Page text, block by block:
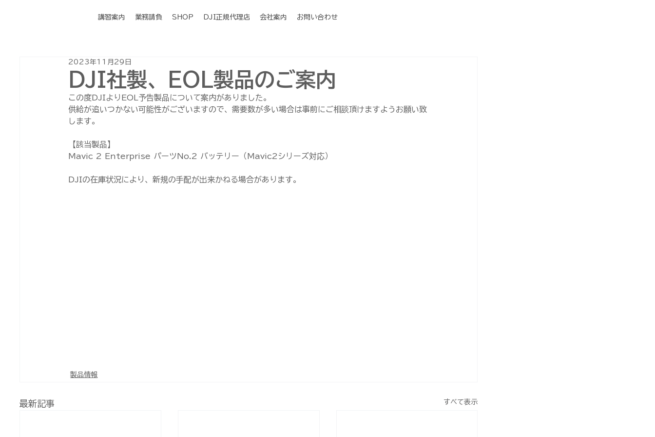
講習案内 業務請負 SHOP DJI正規代理店 会社案内 お問い合わせ
DJI社製、EOL製品のご案内
2023年11月29日
この度DJIよりEOL予告製品について案内がありました。
供給が追いつかない可能性がございますので、需要数が多い場合は事前にご相談頂けますようお願い致
します。
【該当製品】
Mavic 2 Enterprise パーツNo.2 バッテリー（Mavic2シリーズ対応）
DJIの在庫状況により、新規の手配が出来かねる場合があります。
製品情報
最新記事 すべて表示